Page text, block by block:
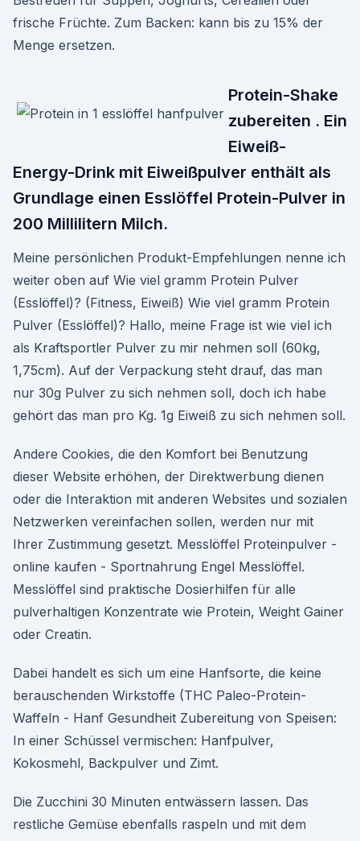
frische Früchte. Zum Backen: kann bis zu 15% der
Menge ersetzen.
Protein-Shake
zubereiten . Ein
Eiweiß-
Energy-Drink mit Eiweißpulver enthält als
Grundlage einen Esslöffel Protein-Pulver in
200 Millilitern Milch.
Meine persönlichen Produkt-Empfehlungen nenne ich
weiter oben auf Wie viel gramm Protein Pulver
(Esslöffel)? (Fitness, Eiweiß) Wie viel gramm Protein
Pulver (Esslöffel)? Hallo, meine Frage ist wie viel ich
als Kraftsportler Pulver zu mir nehmen soll (60kg,
1,75cm). Auf der Verpackung steht drauf, das man
nur 30g Pulver zu sich nehmen soll, doch ich habe
gehört das man pro Kg. 1g Eiweiß zu sich nehmen soll.
Andere Cookies, die den Komfort bei Benutzung
dieser Website erhöhen, der Direktwerbung dienen
oder die Interaktion mit anderen Websites und sozialen
Netzwerken vereinfachen sollen, werden nur mit
Ihrer Zustimmung gesetzt. Messlöffel Proteinpulver -
online kaufen - Sportnahrung Engel Messlöffel.
Messlöffel sind praktische Dosierhilfen für alle
pulverhaltigen Konzentrate wie Protein, Weight Gainer
oder Creatin.
Dabei handelt es sich um eine Hanfsorte, die keine
berauschenden Wirkstoffe (THC Paleo-Protein-
Waffeln - Hanf Gesundheit Zubereitung von Speisen:
In einer Schüssel vermischen: Hanfpulver,
Kokosmehl, Backpulver und Zimt.
Die Zucchini 30 Minuten entwässern lassen. Das
restliche Gemüse ebenfalls raspeln und mit dem